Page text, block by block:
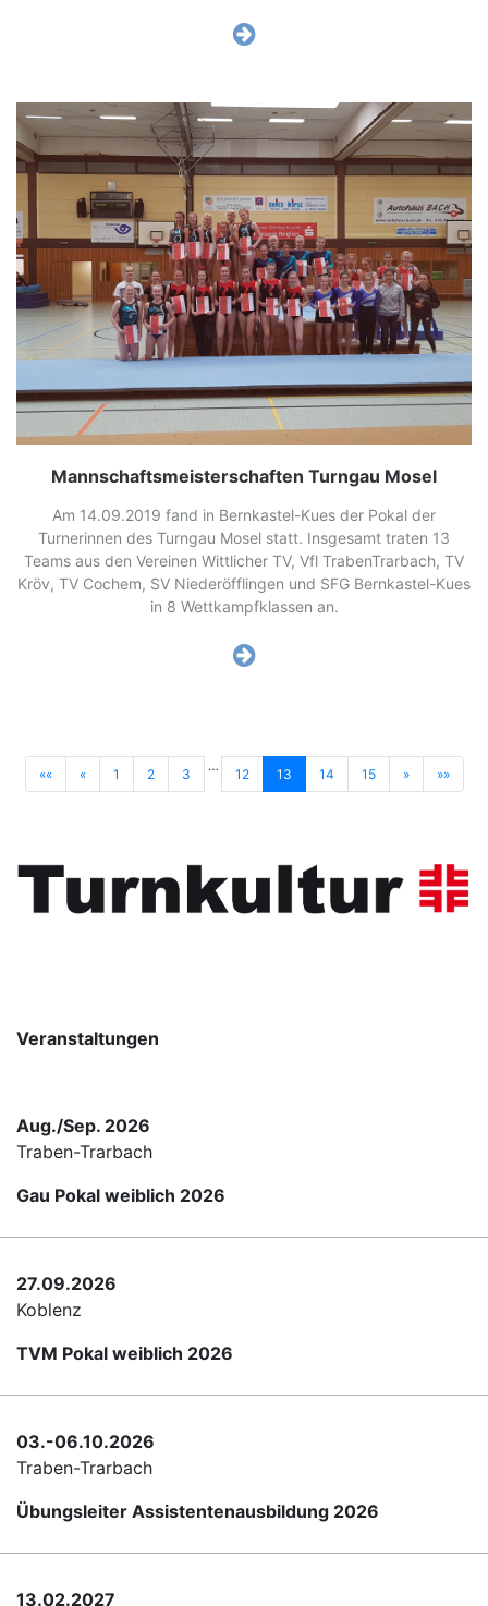
Mannschaftsmeisterschaften Turngau Mosel
Am 14.09.2019 fand in Bernkastel-Kues der Pokal der
Turnerinnen des Turngau Mosel statt. Insgesamt traten 13
Teams aus den Vereinen Wittlicher TV, Vfl TrabenTrarbach, TV
Kröv, TV Cochem, SV Niederöfflingen und SFG Bernkastel-Kues
in 8 Wettkampfklassen an.
«« « 1 2 3
…
12 13 14 15 » »»
Veranstaltungen
Aug./Sep. 2026
Traben-Trarbach
Gau Pokal weiblich 2026
27.09.2026
Koblenz
TVM Pokal weiblich 2026
03.-06.10.2026
Traben-Trarbach
Übungsleiter Assistentenausbildung 2026
13.02.2027